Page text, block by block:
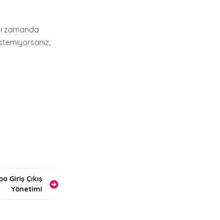
zamanda
Giriş Çıkış
Yönetimi